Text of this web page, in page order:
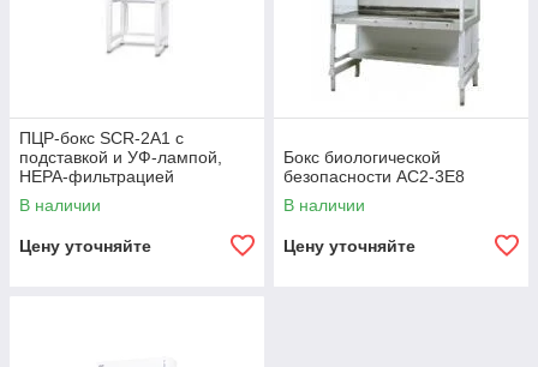
ПЦР-бокс SCR-2A1 с
подставкой и УФ-лампой,
НЕРА-фильтрацией
В наличии
Цену уточняйте
Бокс биологической
безопасности АС2-3Е8
В наличии
Цену уточняйте